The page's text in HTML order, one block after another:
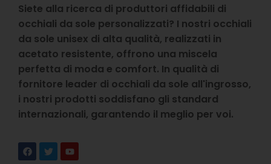
Siete alla ricerca di produttori affidabili di
occhiali da sole personalizzati? I nostri occhiali
da sole unisex di alta qualità, realizzati in
acetato resistente, offrono una miscela
perfetta di moda e comfort. In qualità di
fornitore leader di occhiali da sole all'ingrosso,
i nostri prodotti soddisfano gli standard
internazionali, garantendo il meglio per voi.